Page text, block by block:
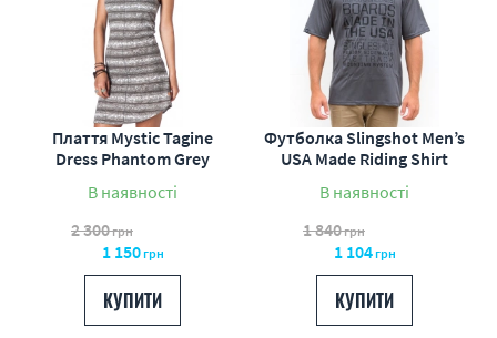
по наявності
по акціям
Плаття Mystic Tagine
Dress Phantom Grey
В наявності
2 300грн
1 150грн
КУПИТИ
Футболка Slingshot Men’s
USA Made Riding Shirt
В наявності
1 840грн
1 104грн
КУПИТИ